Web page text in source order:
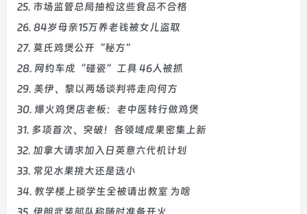
25. 市场监管总局抽检这些食品不合格
26. 84岁母亲15万养老钱被女儿盗取
27. 莫氏鸡煲公开“秘方”
28. 网约车成“碰瓷”工具 46人被抓
29. 美伊、黎以两场谈判将走向何方
30. 爆火鸡煲店老板：老中医转行做鸡煲
31. 多项首次、突破！各领域成果密集上新
32. 加拿大请求加入日英意六代机计划
33. 常见水果挑大还是选小
34. 教学楼上锁学生全被请出教室 为啥